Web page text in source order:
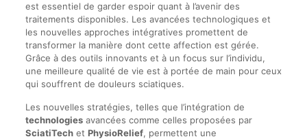
est essentiel de garder espoir quant à l’avenir des
traitements disponibles. Les avancées technologiques et
les nouvelles approches intégratives promettent de
transformer la manière dont cette affection est gérée.
Grâce à des outils innovants et à un focus sur l’individu,
une meilleure qualité de vie est à portée de main pour ceux
qui souffrent de douleurs sciatiques.
Les nouvelles stratégies, telles que l’intégration de
technologiesavancées comme celles proposées par
SciatiTechet PhysioRelief, permettent une